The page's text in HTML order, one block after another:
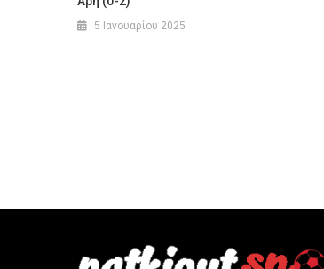
5 Ιανουαρίου 2025